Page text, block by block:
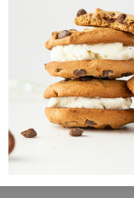
terugbetaald
Fabrikantcode
Bestelcode
Kleur
Uitneembaar